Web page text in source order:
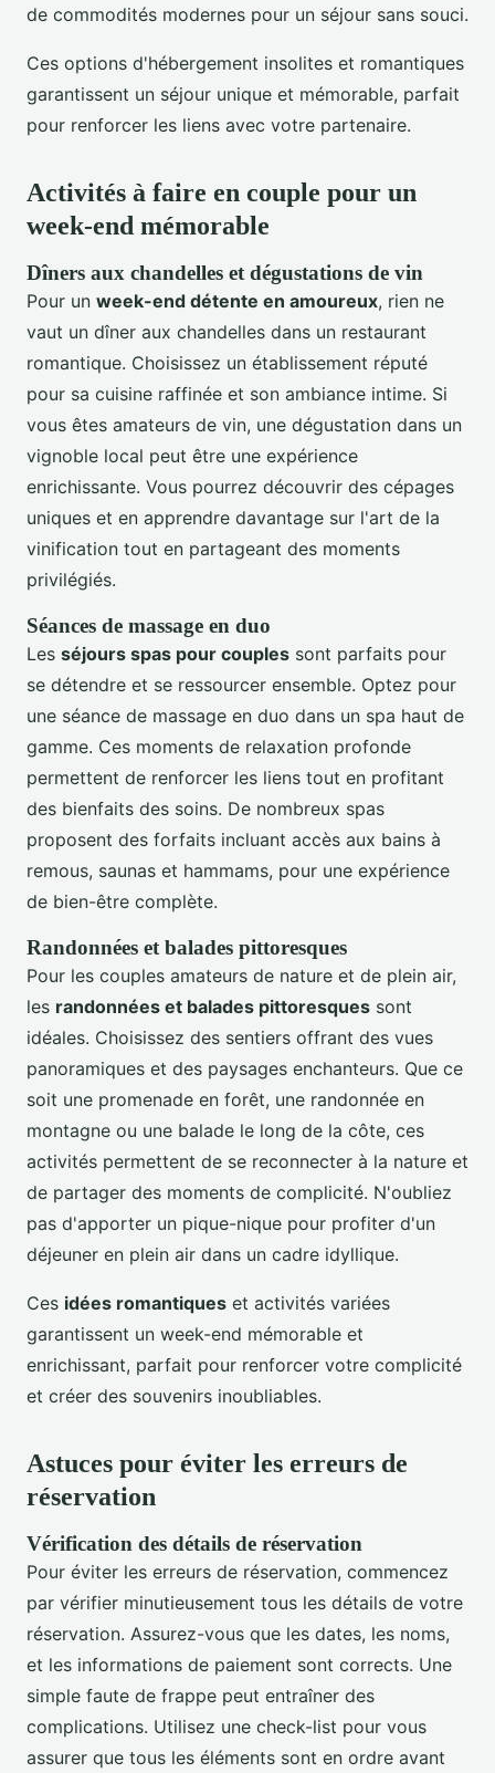
de commodités modernes pour un séjour sans souci.
Ces options d'hébergement insolites et romantiques
garantissent un séjour unique et mémorable, parfait
pour renforcer les liens avec votre partenaire.
Activités à faire en couple pour un
week-end mémorable
Dîners aux chandelles et dégustations de vin
Pour un week-end détente en amoureux, rien ne
vaut un dîner aux chandelles dans un restaurant
romantique. Choisissez un établissement réputé
pour sa cuisine raffinée et son ambiance intime. Si
vous êtes amateurs de vin, une dégustation dans un
vignoble local peut être une expérience
enrichissante. Vous pourrez découvrir des cépages
uniques et en apprendre davantage sur l'art de la
vinification tout en partageant des moments
privilégiés.
Séances de massage en duo
Les séjours spas pour couples sont parfaits pour
se détendre et se ressourcer ensemble. Optez pour
une séance de massage en duo dans un spa haut de
gamme. Ces moments de relaxation profonde
permettent de renforcer les liens tout en profitant
des bienfaits des soins. De nombreux spas
proposent des forfaits incluant accès aux bains à
remous, saunas et hammams, pour une expérience
de bien-être complète.
Randonnées et balades pittoresques
Pour les couples amateurs de nature et de plein air,
les randonnées et balades pittoresques sont
idéales. Choisissez des sentiers offrant des vues
panoramiques et des paysages enchanteurs. Que ce
soit une promenade en forêt, une randonnée en
montagne ou une balade le long de la côte, ces
activités permettent de se reconnecter à la nature et
de partager des moments de complicité. N'oubliez
pas d'apporter un pique-nique pour profiter d'un
déjeuner en plein air dans un cadre idyllique.
Ces idées romantiques et activités variées
garantissent un week-end mémorable et
enrichissant, parfait pour renforcer votre complicité
et créer des souvenirs inoubliables.
Astuces pour éviter les erreurs de
réservation
Vérification des détails de réservation
Pour éviter les erreurs de réservation, commencez
par vérifier minutieusement tous les détails de votre
réservation. Assurez-vous que les dates, les noms,
et les informations de paiement sont corrects. Une
simple faute de frappe peut entraîner des
complications. Utilisez une check-list pour vous
assurer que tous les éléments sont en ordre avant